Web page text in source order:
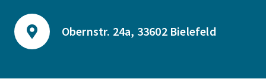
Obernstr. 24a, 33602 Bielefeld